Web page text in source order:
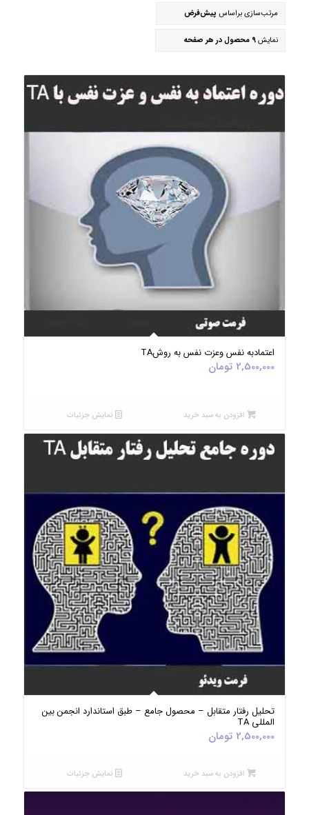
مرتب‌سازی براساس پیش‌فرض
نمایش9 محصول در هر صفحه
5.00
اعتمادبه نفس وعزت نفس به روشTA
2,500,000 تومان
افزودن به سبد خرید نمایش جزئیات
5.00
تحلیل رفتار متقابل – محصول جامع – طبق استاندارد انجمن بین
المللی TA
2,500,000 تومان
افزودن به سبد خرید نمایش جزئیات